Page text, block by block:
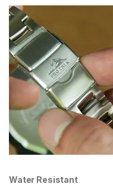
Water Resistant